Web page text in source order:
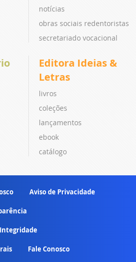
notícias
obras sociais redentoristas
secretariado vocacional
Editora Ideias &
Letras
livros
coleções
lançamentos
ebook
catálogo
Aviso de Privacidade
Fale Conosco